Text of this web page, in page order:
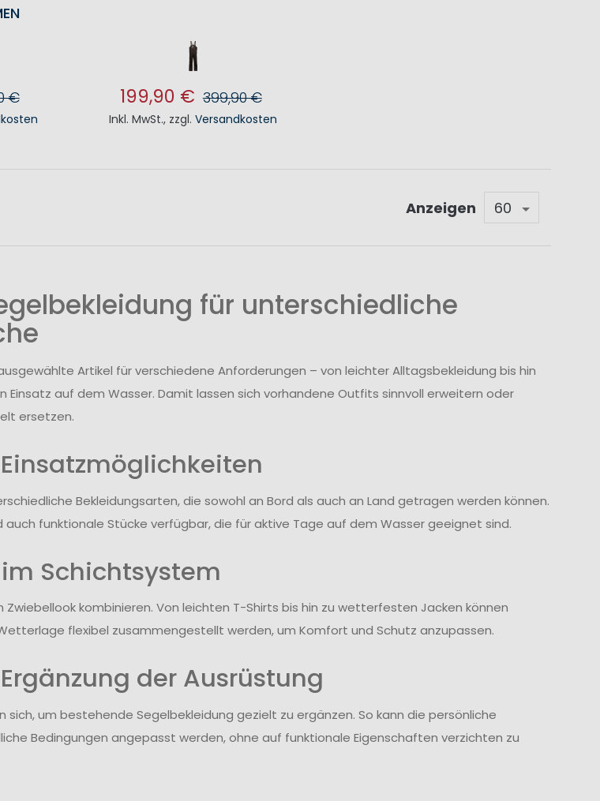
€ 199,90 € 399,90 €
Inkl. MwSt., zzgl. Versandkosten
Anzeigen
für unterschiedliche
Artikel für verschiedene Anforderungen – von leichter Alltagsbekleidung bis hin
Einsatz auf dem Wasser. Damit lassen sich vorhandene Outfits sinnvoll erweitern oder
ersetzen.
Einsatzmöglichkeiten
Bekleidungsarten, die sowohl an Bord als auch an Land getragen werden können.
auch funktionale Stücke verfügbar, die für aktive Tage auf dem Wasser geeignet sind.
Schichtsystem
Zwiebellook kombinieren. Von leichten T-Shirts bis hin zu wetterfesten Jacken können
flexibel zusammengestellt werden, um Komfort und Schutz anzupassen.
der Ausrüstung
sich, um bestehende Segelbekleidung gezielt zu ergänzen. So kann die persönliche
Bedingungen angepasst werden, ohne auf funktionale Eigenschaften verzichten zu